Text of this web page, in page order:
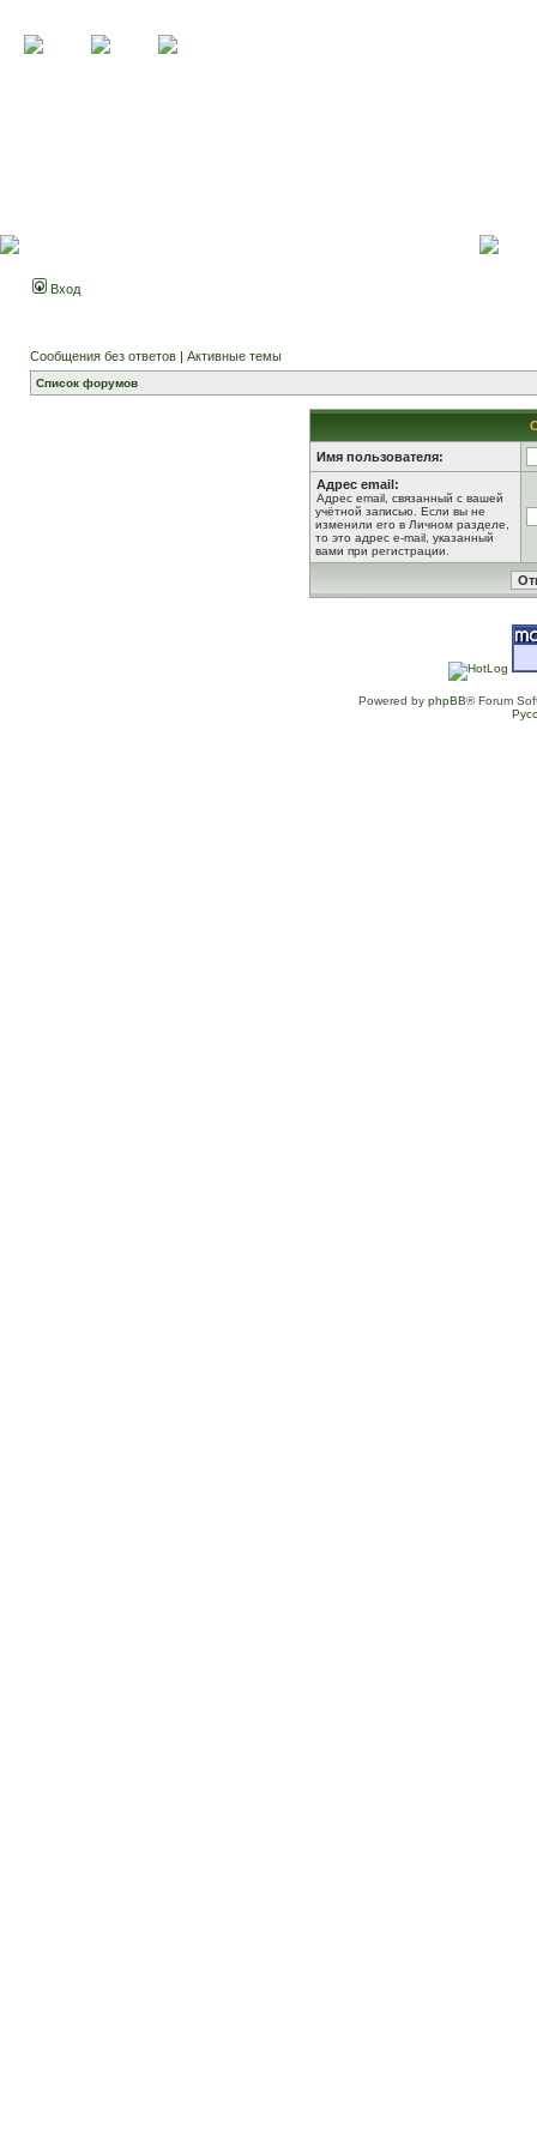
Вход
Сообщения без ответов | Активные темы
Список форумов
Имя пользователя:
Адрес email:
Адрес email, связанный с вашей
учётной записью. Если вы не
изменили его в Личном разделе,
то это адрес e-mail, указанный
вами при регистрации.
Powered by phpBB® Forum